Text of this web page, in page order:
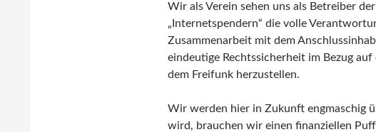
Wir als Verein sehen uns als Betreiber
„Internetspendern“ die volle
Zusammenarbeit mit dem
eindeutige Rechtssicherheit im Bezug
dem Freifunk herzustellen.
Wir werden hier in Zukunft engmaschig
wird, brauchen wir einen finanziellen